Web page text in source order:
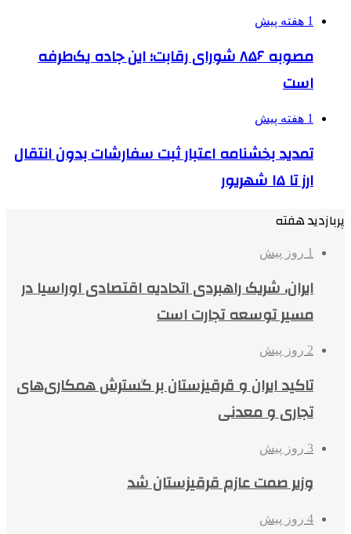
1 هفته پیش
مصوبه ۸۵۶ شورای رقابت؛ این جاده یک‌طرفه
است
1 هفته پیش
تمدید بخشنامه اعتبار ثبت سفارشات بدون انتقال
ارز تا ۱۵ شهریور
پربازدید هفته
1 روز پیش
ایران، شریک راهبردی اتحادیه اقتصادی اوراسیا در
مسیر توسعه تجارت است
2 روز پیش
تاکید ایران و قرقیزستان بر گسترش همکاری‌های
تجاری و معدنی
3 روز پیش
وزیر صمت عازم قرقیزستان شد
4 روز پیش